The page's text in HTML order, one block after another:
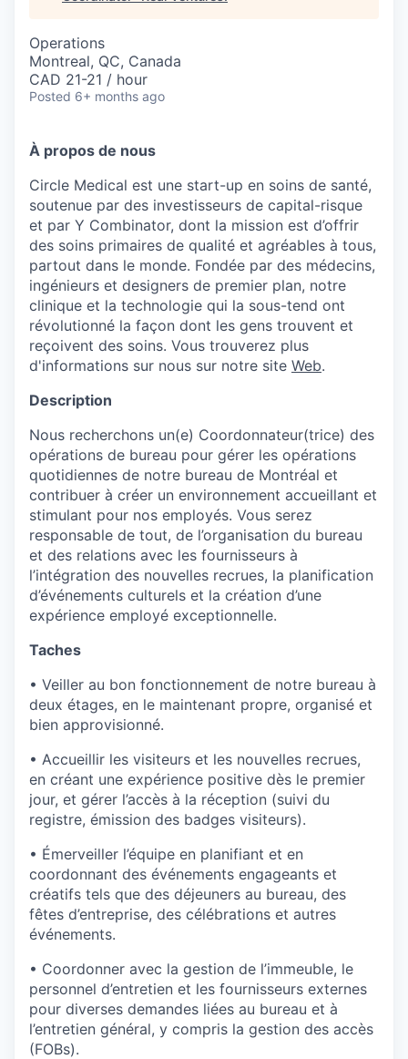
Operations
Montreal, QC, Canada
CAD 21-21 / hour
Posted 6+ months ago
À propos de nous
Circle Medical est une start-up en soins de santé,
soutenue par des investisseurs de capital-risque
et par Y Combinator, dont la mission est d’offrir
des soins primaires de qualité et agréables à tous,
partout dans le monde. Fondée par des médecins,
ingénieurs et designers de premier plan, notre
clinique et la technologie qui la sous-tend ont
révolutionné la façon dont les gens trouvent et
reçoivent des soins. Vous trouverez plus
d'informations sur nous sur notre site Web.
Description
Nous recherchons un(e) Coordonnateur(trice) des
opérations de bureau pour gérer les opérations
quotidiennes de notre bureau de Montréal et
contribuer à créer un environnement accueillant et
stimulant pour nos employés. Vous serez
responsable de tout, de l’organisation du bureau
et des relations avec les fournisseurs à
l’intégration des nouvelles recrues, la planification
d’événements culturels et la création d’une
expérience employé exceptionnelle.
Taches
• Veiller au bon fonctionnement de notre bureau à
deux étages, en le maintenant propre, organisé et
bien approvisionné.
• Accueillir les visiteurs et les nouvelles recrues,
en créant une expérience positive dès le premier
jour, et gérer l’accès à la réception (suivi du
registre, émission des badges visiteurs).
• Émerveiller l’équipe en planifiant et en
coordonnant des événements engageants et
créatifs tels que des déjeuners au bureau, des
fêtes d’entreprise, des célébrations et autres
événements.
• Coordonner avec la gestion de l’immeuble, le
personnel d’entretien et les fournisseurs externes
pour diverses demandes liées au bureau et à
l’entretien général, y compris la gestion des accès
(FOBs).